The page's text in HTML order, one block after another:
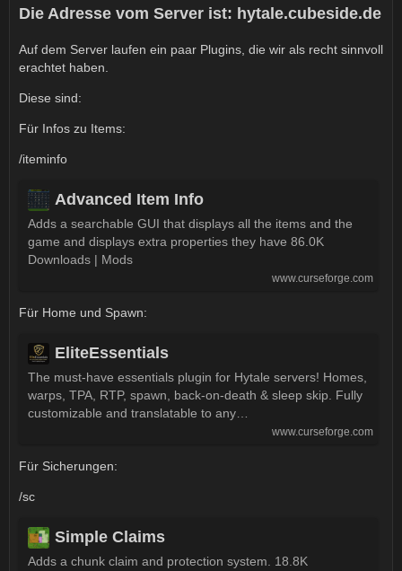
Die Adresse vom Server ist: hytale.cubeside.de
Auf dem Server laufen ein paar Plugins, die wir als recht sinnvoll
erachtet haben.
Diese sind:
Für Infos zu Items:
/iteminfo
Advanced Item Info
Adds a searchable GUI that displays all the items and the
game and displays extra properties they have 86.0K
Downloads | Mods
www.curseforge.com
Für Home und Spawn:
EliteEssentials
The must-have essentials plugin for Hytale servers! Homes,
warps, TPA, RTP, spawn, back-on-death & sleep skip. Fully
customizable and translatable to any…
www.curseforge.com
Für Sicherungen:
/sc
Simple Claims
Adds a chunk claim and protection system. 18.8K